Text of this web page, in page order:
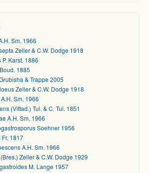
Sm. 1966
Zeller & C.W. Dodge 1918
Karst. 1886
1885
& Trappe 2005
Zeller & C.W. Dodge 1918
Sm. 1966
(Vittad.) Tul. & C. Tul. 1851
A.H. Sm. 1966
Soehner 1956
1817
A.H. Sm. 1966
Zeller & C.W. Dodge 1929
M. Lange 1957